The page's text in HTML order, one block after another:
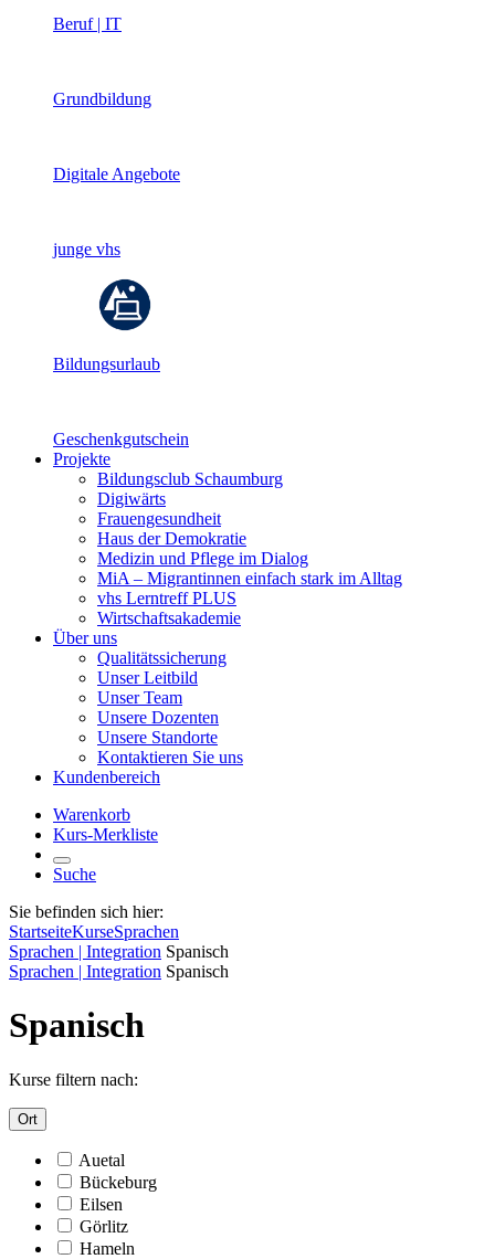
Beruf | IT
Grundbildung
Digitale Angebote
junge vhs
Bildungsurlaub
Geschenkgutschein
Projekte
Bildungsclub Schaumburg
Digiwärts
Frauengesundheit
Haus der Demokratie
Medizin und Pflege im Dialog
MiA – Migrantinnen einfach stark im Alltag
vhs Lerntreff PLUS
Wirtschaftsakademie
Über uns
Qualitätssicherung
Unser Leitbild
Unser Team
Unsere Dozenten
Unsere Standorte
Kontaktieren Sie uns
Kundenbereich
Warenkorb
Kurs-Merkliste
Suche
Sie befinden sich hier:
StartseiteKurseSprachen
Sprachen | Integration Spanisch
Sprachen | Integration Spanisch
Spanisch
Kurse filtern nach:
Ort
Auetal
Bückeburg
Eilsen
Görlitz
Hameln